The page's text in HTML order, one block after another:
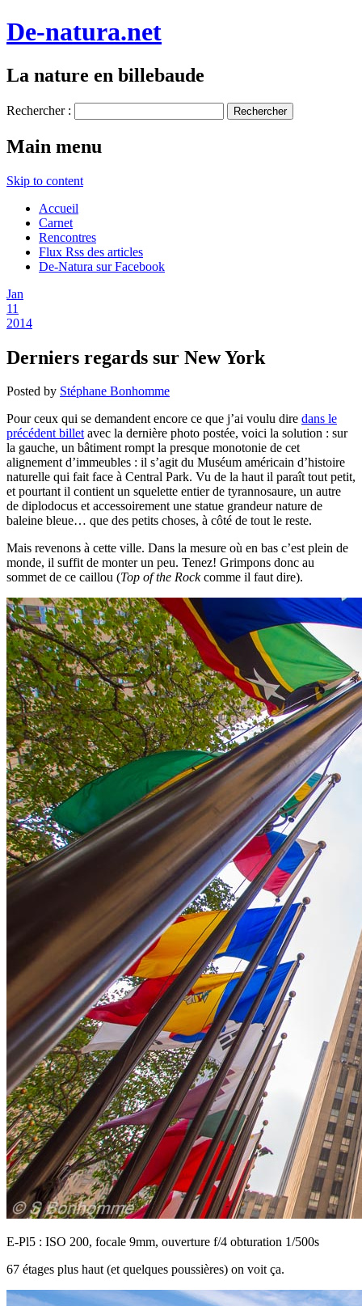
De-natura.net
La nature en billebaude
Rechercher :
Main menu
Skip to content
Accueil
Carnet
Rencontres
Flux Rss des articles
De-Natura sur Facebook
Jan
11
2014
Derniers regards sur New York
Posted by Stéphane Bonhomme
Pour ceux qui se demandent encore ce que j’ai voulu dire dans le
précédent billetavec la dernière photo postée, voici la solution : sur
la gauche, un bâtiment rompt la presque monotonie de cet
alignement d’immeubles : il s’agit du Muséum américain d’histoire
naturelle qui fait face à Central Park. Vu de la haut il paraît tout petit,
et pourtant il contient un squelette entier de tyrannosaure, un autre
de diplodocus et accessoirement une statue grandeur nature de
baleine bleue… que des petits choses, à côté de tout le reste.
Mais revenons à cette ville. Dans la mesure où en bas c’est plein de
monde, il suffit de monter un peu. Tenez! Grimpons donc au
sommet de ce caillou (Top of the Rockcomme il faut dire).
E-Pl5 : ISO 200, focale 9mm, ouverture f/4 obturation 1/500s
67 étages plus haut (et quelques poussières) on voit ça.